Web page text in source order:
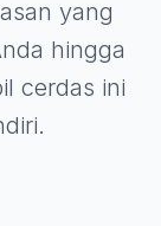
yang
hingga
cerdas ini